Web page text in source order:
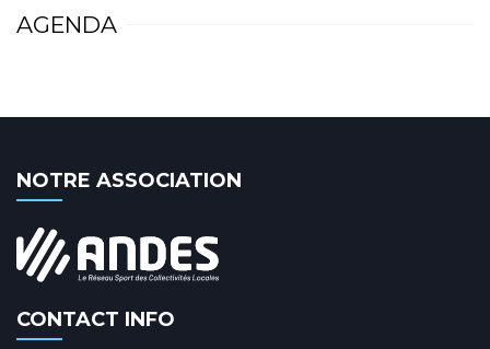
AGENDA
NOTRE ASSOCIATION
CONTACT INFO